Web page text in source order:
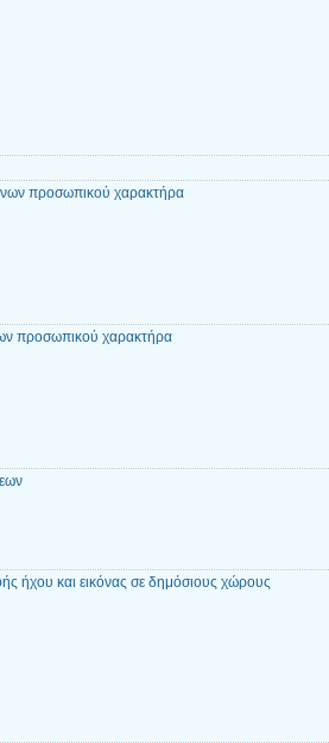
προσωπικού χαρακτήρα
προσωπικού χαρακτήρα
ήχου και εικόνας σε δημόσιους χώρους